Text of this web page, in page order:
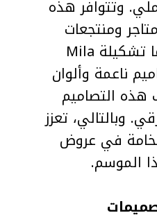
وتتوافر هذه
ومنتجعات
مختارة حول العالم. أما تشكيلة Mila
ناعمة وألوان
هذه التصاميم
وبالتالي، تعزز
في عروض